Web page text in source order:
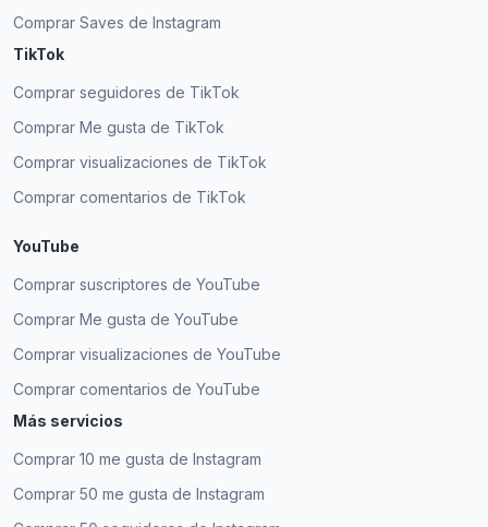
Comprar Saves de Instagram
TikTok
Comprar seguidores de TikTok
Comprar Me gusta de TikTok
Comprar visualizaciones de TikTok
Comprar comentarios de TikTok
YouTube
Comprar suscriptores de YouTube
Comprar Me gusta de YouTube
Comprar visualizaciones de YouTube
Comprar comentarios de YouTube
Más servicios
Comprar 10 me gusta de Instagram
Comprar 50 me gusta de Instagram